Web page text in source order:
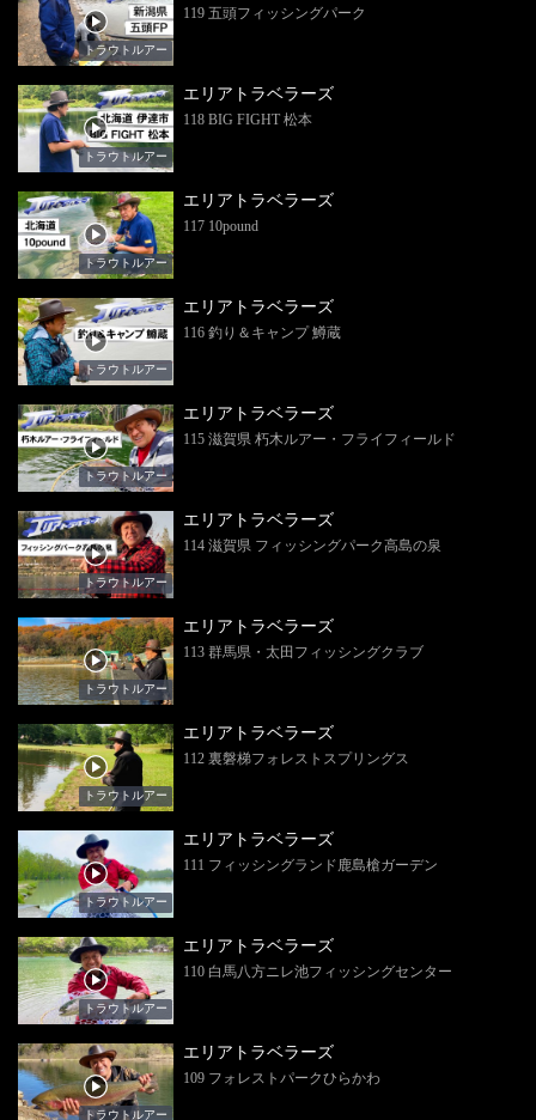
トラウトルアー
119 五頭フィッシングパーク
トラウトルアー
エリアトラベラーズ
118 BIG FIGHT 松本
トラウトルアー
エリアトラベラーズ
117 10pound
トラウトルアー
エリアトラベラーズ
116 釣り＆キャンプ 鱒蔵
トラウトルアー
エリアトラベラーズ
115 滋賀県 朽木ルアー・フライフィールド
トラウトルアー
エリアトラベラーズ
114 滋賀県 フィッシングパーク高島の泉
トラウトルアー
エリアトラベラーズ
113 群馬県・太田フィッシングクラブ
トラウトルアー
エリアトラベラーズ
112 裏磐梯フォレストスプリングス
トラウトルアー
エリアトラベラーズ
111 フィッシングランド鹿島槍ガーデン
トラウトルアー
エリアトラベラーズ
110 白馬八方ニレ池フィッシングセンター
トラウトルアー
エリアトラベラーズ
109 フォレストパークひらかわ